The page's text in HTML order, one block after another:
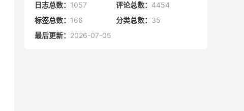
日志总数： 1057 评论总数： 4454
标签总数： 166 分类总数： 35
最后更新： 2026-07-05